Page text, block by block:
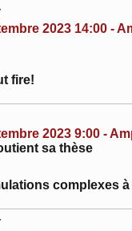
2023 14:00 -
fire!
2023 9:00 -
sa thèse
complexes